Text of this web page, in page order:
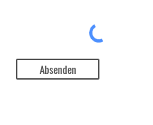
Absenden